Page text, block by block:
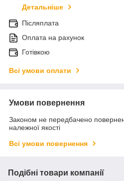
Детальніше
Післяплата
Оплата на рахунок
Готівкою
Всі умови оплати
Умови повернення
Законом не передбачено
належної якості
Всі умови повернення
Подібні товари компанії